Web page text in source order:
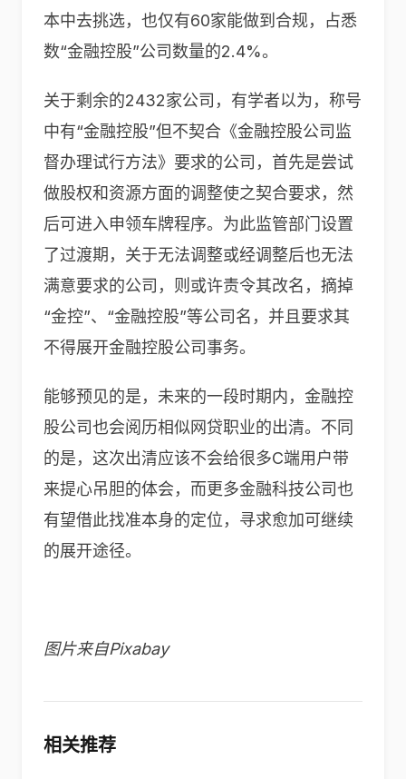
本中去挑选，也仅有60家能做到合规，占悉
数“金融控股”公司数量的2.4%。
关于剩余的2432家公司，有学者以为，称号
中有“金融控股”但不契合《金融控股公司监
督办理试行方法》要求的公司，首先是尝试
做股权和资源方面的调整使之契合要求，然
后可进入申领车牌程序。为此监管部门设置
了过渡期，关于无法调整或经调整后也无法
满意要求的公司，则或许责令其改名，摘掉
“金控”、“金融控股”等公司名，并且要求其
不得展开金融控股公司事务。
能够预见的是，未来的一段时期内，金融控
股公司也会阅历相似网贷职业的出清。不同
的是，这次出清应该不会给很多C端用户带
来提心吊胆的体会，而更多金融科技公司也
有望借此找准本身的定位，寻求愈加可继续
的展开途径。
图片来自Pixabay
相关推荐